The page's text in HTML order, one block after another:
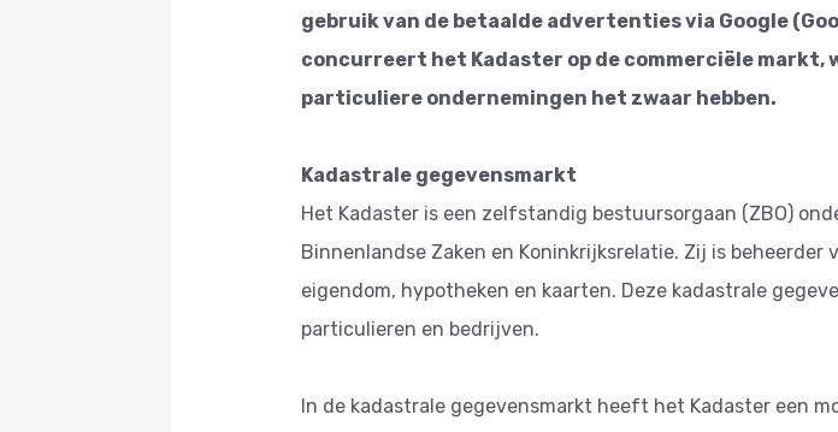
gebruik van de betaalde advertenties via Google
concurreert het Kadaster op de commerciële
particuliere ondernemingen het zwaar hebben.
Kadastrale gegevensmarkt
Het Kadaster is een zelfstandig bestuursorgaan (ZBO)
Binnenlandse Zaken en Koninkrijksrelatie. Zij is
eigendom, hypotheken en kaarten. Deze kadastrale
particulieren en bedrijven.
In de kadastrale gegevensmarkt heeft het Kadaster een